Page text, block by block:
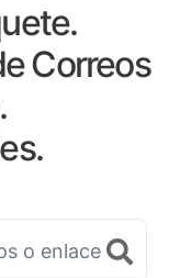
Correos